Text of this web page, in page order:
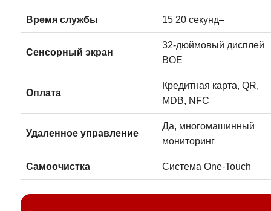
Время службы 15 20 секунд–
Сенсорный экран
32-дюймовый дисплей
BOE
Оплата
Кредитная карта, QR,
MDB, NFC
Удаленное управление
Да, многомашинный
мониторинг
Самоочистка Система One-Touch